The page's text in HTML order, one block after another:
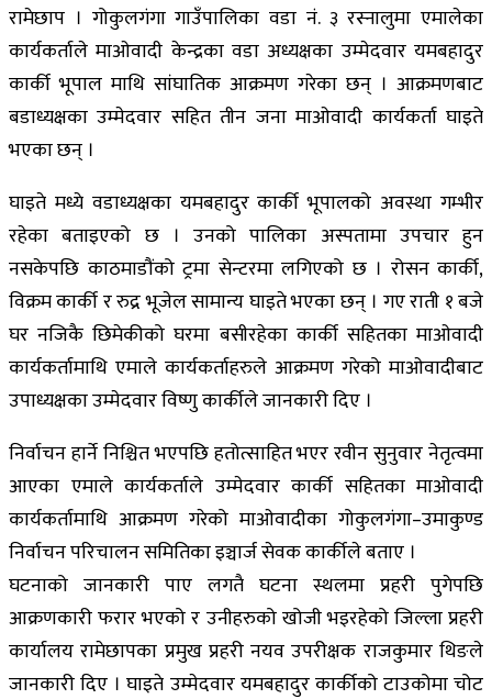
रामेछाप । गोकुलगंगा गाउँपालिका वडा नं. ३ रस्नालुमा एमालेका
कार्यकर्ताले माओवादी केन्द्रका वडा अध्यक्षका उम्मेदवार यमबहादुर
कार्की भूपाल माथि सांघातिक आक्रमण गरेका छन् । आक्रमणबाट
बडाध्यक्षका उम्मेदवार सहित तीन जना माओवादी कार्यकर्ता घाइते
भएका छन् ।
घाइते मध्ये वडाध्यक्षका यमबहादुर कार्की भूपालको अवस्था गम्भीर
रहेका बताइएको छ । उनको पालिका अस्पतामा उपचार हुन
नसकेपछि काठमाडौंको ट्रमा सेन्टरमा लगिएको छ । रोसन कार्की,
विक्रम कार्की र रुद्र भूजेल सामान्य घाइते भएका छन् । गए राती १ बजे
घर नजिकै छिमेकीको घरमा बसीरहेका कार्की सहितका माओवादी
कार्यकर्तामाथि एमाले कार्यकर्ताहरुले आक्रमण गरेको माओवादीबाट
उपाध्यक्षका उम्मेदवार विष्णु कार्कीले जानकारी दिए ।
निर्वाचन हार्ने निश्चित भएपछि हतोत्साहित भएर रवीन सुनुवार नेतृत्वमा
आएका एमाले कार्यकर्ताले उम्मेदवार कार्की सहितका माओवादी
कार्यकर्तामाथि आक्रमण गरेको माओवादीका गोकुलगंगा–उमाकुण्ड
निर्वाचन परिचालन समितिका इञ्चार्ज सेवक कार्कीले बताए ।
घटनाको जानकारी पाए लगतै घटना स्थलमा प्रहरी पुगेपछि
आक्रणकारी फरार भएको र उनीहरुको खोजी भइरहेको जिल्ला प्रहरी
कार्यालय रामेछापका प्रमुख प्रहरी नयव उपरीक्षक राजकुमार थिङले
जानकारी दिए । घाइते उम्मेदवार यमबहादुर कार्कीको टाउकोमा चोट